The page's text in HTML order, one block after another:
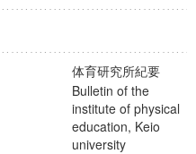
体育研究所紀要
Bulletin of the
institute of physical
education, Keio
university